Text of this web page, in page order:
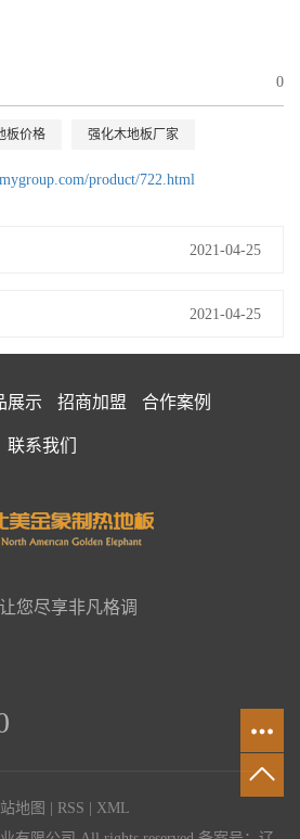
0
板价格 强化木地板厂家
product/722.html
2021-04-25
2021-04-25
展示 招商加盟 合作案例
联系我们
您尽享非凡格调
地图 RSS
XML